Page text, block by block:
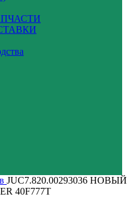
JUC7.820.00293036 НОВЫЙ
40F777T